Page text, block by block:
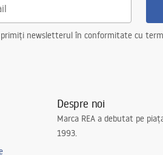
newsletterul în conformitate cu
Despre noi
Marca REA a debutat pe
1993.